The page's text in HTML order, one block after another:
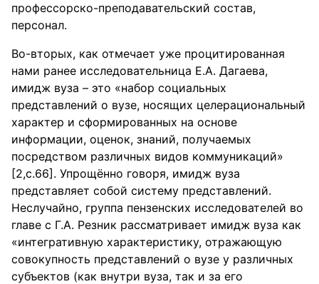
профессорско-преподавательский состав,
персонал.
Во-вторых, как отмечает уже процитированная
нами ранее исследовательница Е.А. Дагаева,
имидж вуза – это «набор социальных
представлений о вузе, носящих целерациональный
характер и сформированных на основе
информации, оценок, знаний, получаемых
посредством различных видов коммуникаций»
[2,с.66]. Упрощённо говоря, имидж вуза
представляет собой систему представлений.
Неслучайно, группа пензенских исследователей во
главе с Г.А. Резник рассматривает имидж вуза как
«интегративную характеристику, отражающую
совокупность представлений о вузе у различных
субъектов (как внутри вуза, так и за его